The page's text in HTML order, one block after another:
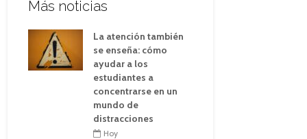
Más noticias
La atención también
se enseña: cómo
ayudar a los
estudiantes a
concentrarse en un
mundo de
distracciones
Hoy